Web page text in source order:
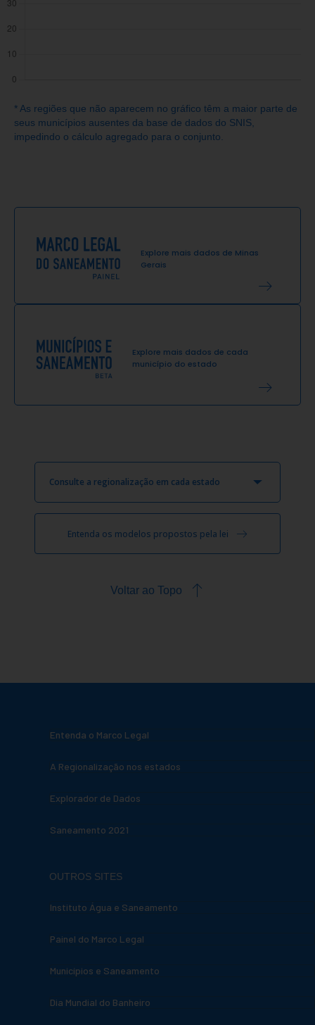
* As regiões que não aparecem no gráfico têm a maior parte de
seus municípios ausentes da base de dados do SNIS,
impedindo o cálculo agregado para o conjunto.
Explore mais dados de Minas
Gerais
Explore mais dados de cada
município do estado
Consulte a regionalização em cada estado
Entenda os modelos propostos pela lei
Voltar ao Topo
Entenda o Marco Legal
A Regionalização nos estados
Explorador de Dados
Saneamento 2021
OUTROS SITES
Instituto Água e Saneamento
Painel do Marco Legal
Municípios e Saneamento
Dia Mundial do Banheiro